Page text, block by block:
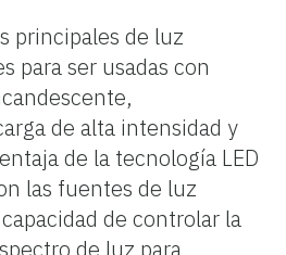
principales de luz
para ser usadas con
de alta intensidad y
de la tecnología LED
las fuentes de luz
de controlar la
de luz para